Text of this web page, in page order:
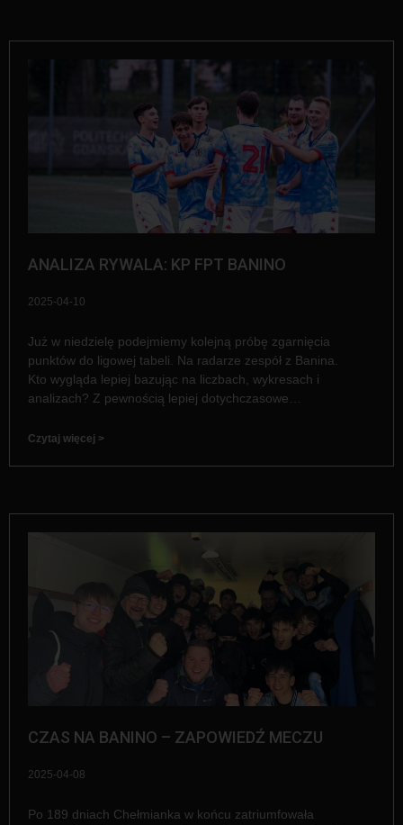
ANALIZA RYWALA: KP FPT BANINO
2025-04-10
Już w niedzielę podejmiemy kolejną próbę zgarnięcia
punktów do ligowej tabeli. Na radarze zespół z Banina.
Kto wygląda lepiej bazując na liczbach, wykresach i
analizach? Z pewnością lepiej dotychczasowe…
Czytaj więcej >
CZAS NA BANINO – ZAPOWIEDŹ MECZU
2025-04-08
Po 189 dniach Chełmianka w końcu zatriumfowała